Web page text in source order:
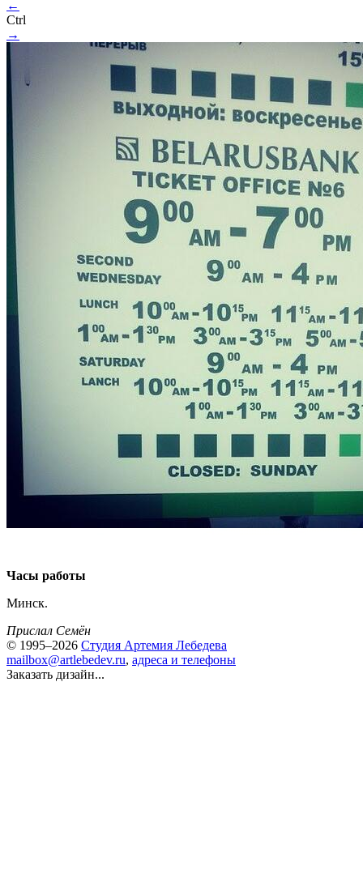
←
Ctrl
→
Часы работы
Минск.
Прислал Семён
© 1995–2026 Студия Артемия Лебедева
mailbox@artlebedev.ru, адреса и телефоны
Заказать дизайн...